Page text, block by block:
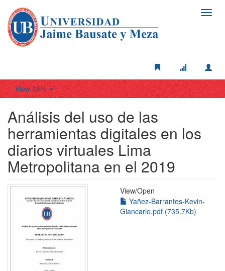
View Item
Análisis del uso de las
herramientas digitales en los
diarios virtuales Lima
Metropolitana en el 2019
View/Open
Yañez-Barrantes-Kevin-
Giancarlo.pdf (735.7Kb)